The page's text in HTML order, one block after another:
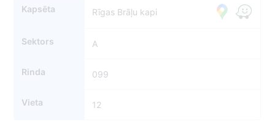
Kapsēta Rīgas Brāļu kapi
Sektors A
Rinda 099
Vieta 12